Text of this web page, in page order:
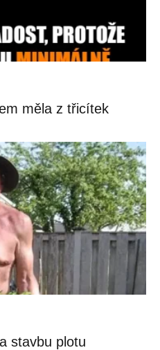
měla z třicítek
stavbu plotu